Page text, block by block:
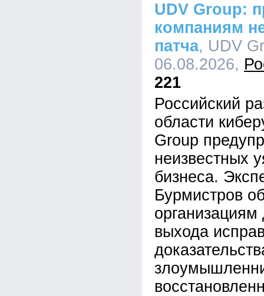
UDV Group:
компаниям
патча, UDV
06.08.2026,
221
Российский
области
Group
неизвестных
бизнеса.
Бурмистров
организациям
выхода